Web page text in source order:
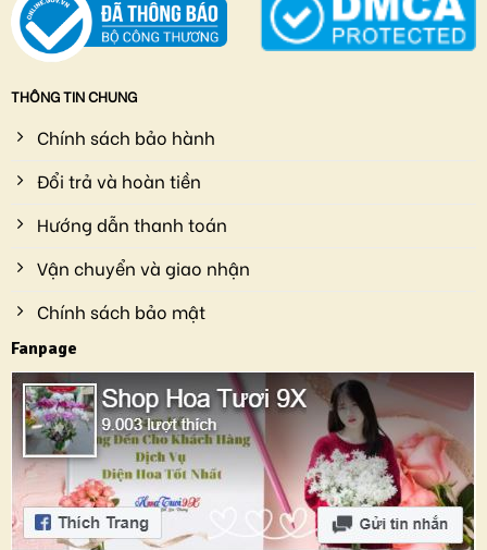
THÔNG TIN CHUNG
Chính sách bảo hành
Đổi trả và hoàn tiền
Hướng dẫn thanh toán
Vận chuyển và giao nhận
Chính sách bảo mật
Fanpage